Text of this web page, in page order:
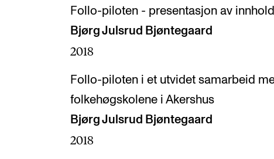
Follo-piloten - presentasjon av
Bjørg Julsrud Bjøntegaard
2018
Follo-piloten i et utvidet samarbeid
folkehøgskolene i Akershus
Bjørg Julsrud Bjøntegaard
2018